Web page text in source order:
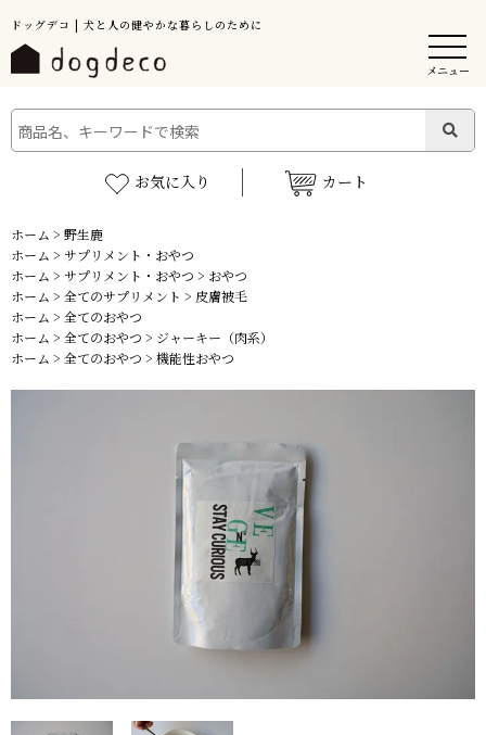
ドッグデコ | 犬と人の健やかな暮らしのために
メニュー
お気に入り カート
ホーム > 野生鹿
ホーム > サプリメント・おやつ
ホーム > サプリメント・おやつ > おやつ
ホーム > 全てのサプリメント > 皮膚被毛
ホーム > 全てのおやつ
ホーム > 全てのおやつ > ジャーキー（肉系）
ホーム > 全てのおやつ > 機能性おやつ